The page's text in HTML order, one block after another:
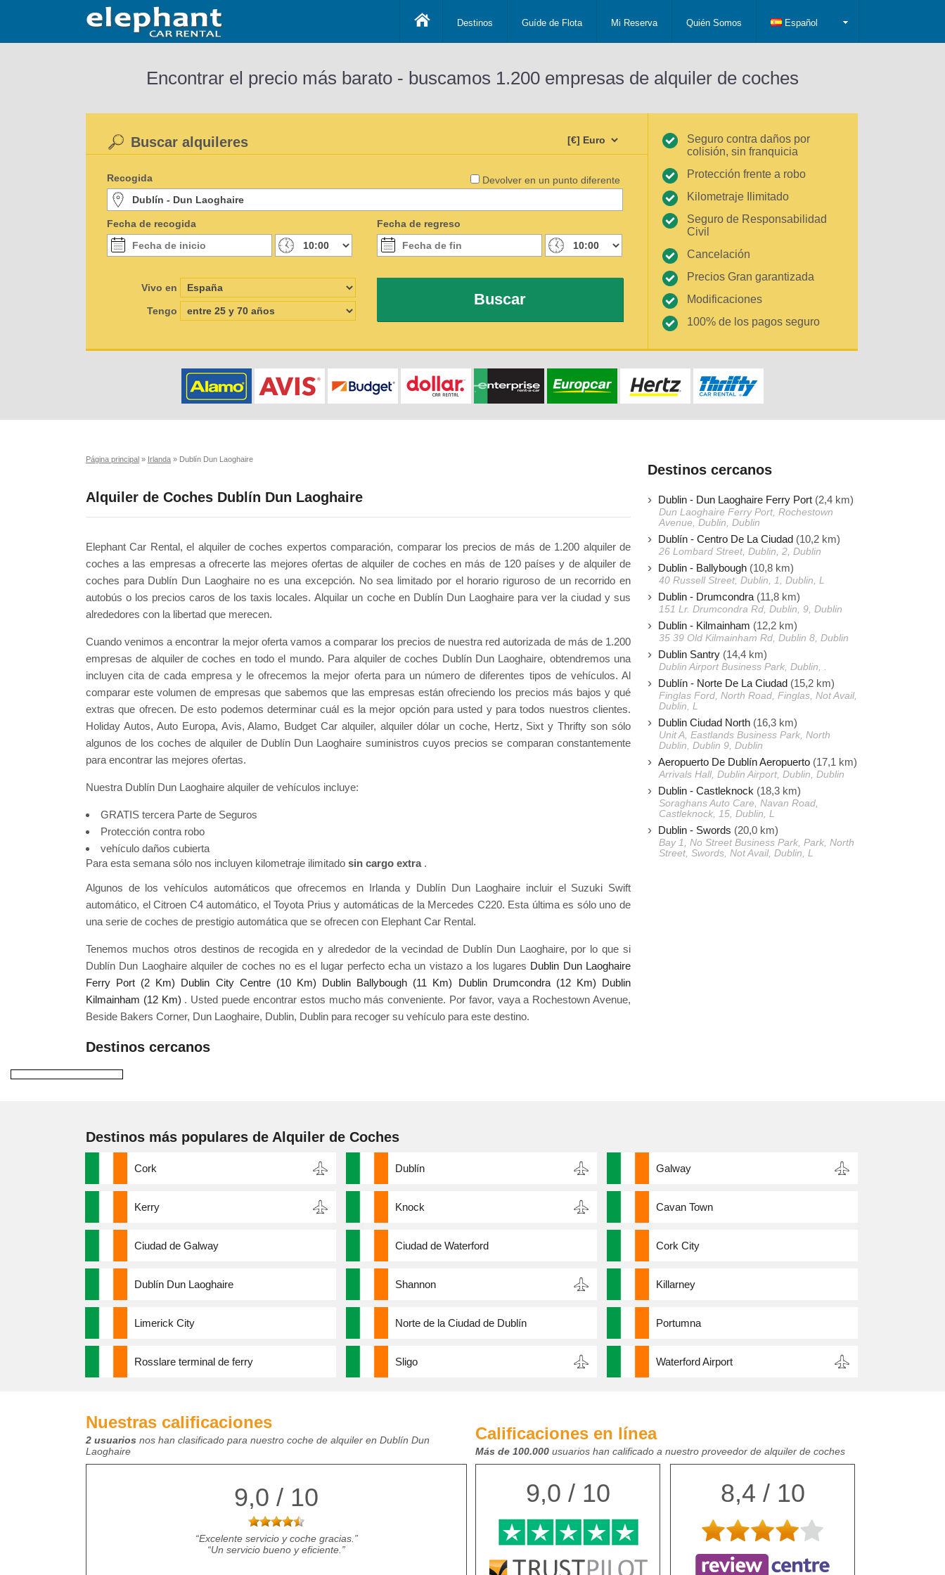
Destinos Guíde de Flota Mi Reserva Quién Somos Español
Encontrar el precio más barato - buscamos 1.200 empresas de alquiler de coches
Devolver en un punto diferente
Buscar alquileres
Recogida
Fecha de recogida Fecha de regreso
Vivo en
Tengo
Buscar
Seguro contra daños por
colisión, sin franquicia
Protección frente a robo
Kilometraje Ilimitado
Seguro de Responsabilidad
Civil
Cancelación
Precios Gran garantizada
Modificaciones
100% de los pagos seguro
Página principal » Irlanda » Dublín Dun Laoghaire
Alquiler de Coches Dublín Dun Laoghaire
Elephant Car Rental, el alquiler de coches expertos comparación, comparar los precios de más de 1.200 alquiler de
coches a las empresas a ofrecerte las mejores ofertas de alquiler de coches en más de 120 países y de alquiler de
coches para Dublín Dun Laoghaire no es una excepción. No sea limitado por el horario riguroso de un recorrido en
autobús o los precios caros de los taxis locales. Alquilar un coche en Dublín Dun Laoghaire para ver la ciudad y sus
alrededores con la libertad que merecen.
Cuando venimos a encontrar la mejor oferta vamos a comparar los precios de nuestra red autorizada de más de 1.200
empresas de alquiler de coches en todo el mundo. Para alquiler de coches Dublín Dun Laoghaire, obtendremos una
incluyen cita de cada empresa y le ofrecemos la mejor oferta para un número de diferentes tipos de vehículos. Al
comparar este volumen de empresas que sabemos que las empresas están ofreciendo los precios más bajos y qué
extras que ofrecen. De esto podemos determinar cuál es la mejor opción para usted y para todos nuestros clientes.
Holiday Autos, Auto Europa, Avis, Alamo, Budget Car alquiler, alquiler dólar un coche, Hertz, Sixt y Thrifty son sólo
algunos de los coches de alquiler de Dublín Dun Laoghaire suministros cuyos precios se comparan constantemente
para encontrar las mejores ofertas.
Nuestra Dublín Dun Laoghaire alquiler de vehículos incluye:
GRATIS tercera Parte de Seguros
Protección contra robo
vehículo daños cubierta
Para esta semana sólo nos incluyen kilometraje ilimitado sin cargo extra .
Algunos de los vehículos automáticos que ofrecemos en Irlanda y Dublín Dun Laoghaire incluir el Suzuki Swift
automático, el Citroen C4 automático, el Toyota Prius y automáticas de la Mercedes C220. Esta última es sólo uno de
una serie de coches de prestigio automática que se ofrecen con Elephant Car Rental.
Tenemos muchos otros destinos de recogida en y alrededor de la vecindad de Dublín Dun Laoghaire, por lo que si
Dublín Dun Laoghaire alquiler de coches no es el lugar perfecto echa un vistazo a los lugares Dublin Dun Laoghaire
Ferry Port (2 Km) Dublin City Centre (10 Km) Dublin Ballybough (11 Km) Dublin Drumcondra (12 Km) Dublin
Kilmainham (12 Km) . Usted puede encontrar estos mucho más conveniente. Por favor, vaya a Rochestown Avenue,
Beside Bakers Corner, Dun Laoghaire, Dublin, Dublin para recoger su vehículo para este destino.
Destinos cercanos
Destinos cercanos
Dublin - Dun Laoghaire Ferry Port (2,4 km)
Dun Laoghaire Ferry Port, Rochestown
Avenue, Dublin, Dublin
Dublín - Centro De La Ciudad (10,2 km)
26 Lombard Street, Dublin, 2, Dublin
Dublin - Ballybough (10,8 km)
40 Russell Street, Dublin, 1, Dublin, L
Dublin - Drumcondra (11,8 km)
151 Lr. Drumcondra Rd, Dublin, 9, Dublin
Dublin - Kilmainham (12,2 km)
35 39 Old Kilmainham Rd, Dublin 8, Dublin
Dublin Santry (14,4 km)
Dublin Airport Business Park, Dublin, .
Dublín - Norte De La Ciudad (15,2 km)
Finglas Ford, North Road, Finglas, Not Avail,
Dublin, L
Dublin Ciudad North (16,3 km)
Unit A, Eastlands Business Park, North
Dublin, Dublin 9, Dublin
Aeropuerto De Dublín Aeropuerto (17,1 km)
Arrivals Hall, Dublin Airport, Dublin, Dublin
Dublin - Castleknock (18,3 km)
Soraghans Auto Care, Navan Road,
Castleknock, 15, Dublin, L
Dublin - Swords (20,0 km)
Bay 1, No Street Business Park, Park, North
Street, Swords, Not Avail, Dublin, L
Destinos más populares de Alquiler de Coches
Cork Dublín Galway
Kerry Knock Cavan Town
Ciudad de Galway Ciudad de Waterford Cork City
Dublín Dun Laoghaire Shannon Killarney
Limerick City Norte de la Ciudad de Dublín Portumna
Rosslare terminal de ferry Sligo Waterford Airport
Nuestras calificaciones
2 usuarios nos han clasificado para nuestro coche de alquiler en Dublín Dun
Laoghaire
9,0 / 10
Excelente servicio y coche gracias.
Un servicio bueno y eficiente.
Calificaciones en línea
Más de 100.000 usuarios han calificado a nuestro proveedor de alquiler de coches
9,0 / 10 8,4 / 10